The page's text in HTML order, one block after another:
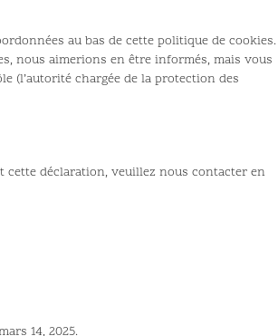
au bas de cette politique de cookies.
nous aimerions en être informés, mais vous
(l’autorité chargée de la protection des
cette déclaration, veuillez nous contacter en
14, 2025.